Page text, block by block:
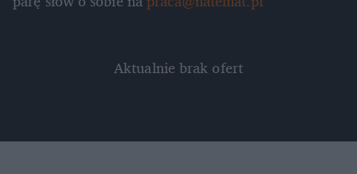
Aktualnie brak ofert